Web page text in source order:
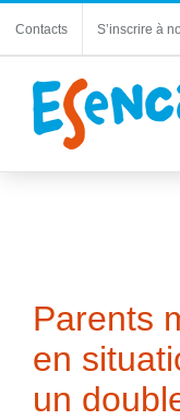
Contacts S’inscrire à
Parents
en
un